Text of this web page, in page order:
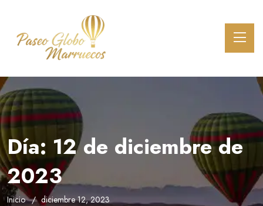
Día: 12 de diciembre de
2023
Inicio diciembre 12, 2023